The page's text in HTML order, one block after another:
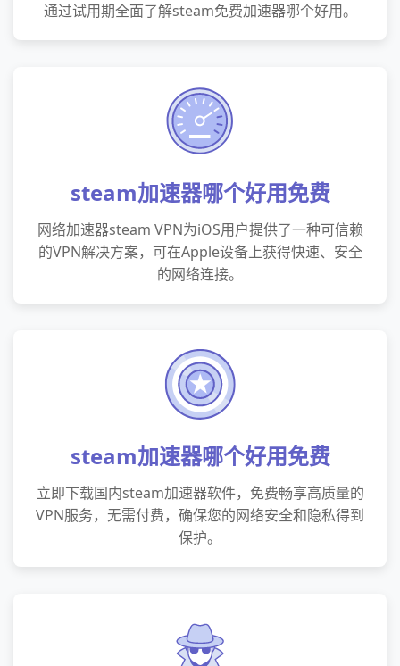
通过试用期全面了解steam免费加速器哪个好用。
steam加速器哪个好用免费
网络加速器steam VPN为iOS用户提供了一种可信赖
的VPN解决方案，可在Apple设备上获得快速、安全
的网络连接。
steam加速器哪个好用免费
立即下载国内steam加速器软件，免费畅享高质量的
VPN服务，无需付费，确保您的网络安全和隐私得到
保护。